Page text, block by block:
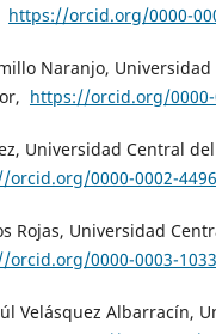
https://orcid.org/0000-
Naranjo,
https://orcid.org/0000-
Universidad Central
orcid.org/0000-0002-
Rojas, Universidad
orcid.org/0000-0003-
Velásquez Albarracín,